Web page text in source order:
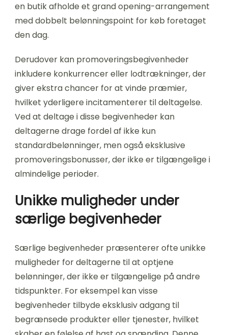
en butik afholde et grand opening-arrangement
med dobbelt belønningspoint for køb foretaget
den dag.
Derudover kan promoveringsbegivenheder
inkludere konkurrencer eller lodtrækninger, der
giver ekstra chancer for at vinde præmier,
hvilket yderligere incitamenterer til deltagelse.
Ved at deltage i disse begivenheder kan
deltagerne drage fordel af ikke kun
standardbelønninger, men også eksklusive
promoveringsbonusser, der ikke er tilgængelige i
almindelige perioder.
Unikke muligheder under
særlige begivenheder
Særlige begivenheder præsenterer ofte unikke
muligheder for deltagerne til at optjene
belønninger, der ikke er tilgængelige på andre
tidspunkter. For eksempel kan visse
begivenheder tilbyde eksklusiv adgang til
begrænsede produkter eller tjenester, hvilket